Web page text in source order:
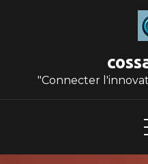
"Connecter